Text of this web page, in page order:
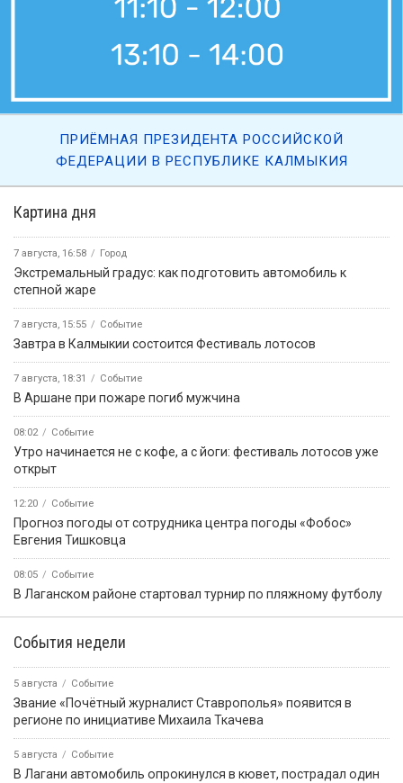
Картина дня
7 августа, 16:58 Город
Экстремальный градус: как подготовить автомобиль к
степной жаре
7 августа, 15:55 Событие
Завтра в Калмыкии состоится Фестиваль лотосов
7 августа, 18:31 Событие
В Аршане при пожаре погиб мужчина
08:02 Событие
Утро начинается не с кофе, а с йоги: фестиваль лотосов уже
открыт
12:20 Событие
Прогноз погоды от сотрудника центра погоды «Фобос»
Евгения Тишковца
08:05 Событие
В Лаганском районе стартовал турнир по пляжному футболу
События недели
5 августа Событие
Звание «Почётный журналист Ставрополья» появится в
регионе по инициативе Михаила Ткачева
5 августа Событие
В Лагани автомобиль опрокинулся в кювет, пострадал один
ПРИЁМНАЯ ПРЕЗИДЕНТА РОССИЙСКОЙ
ФЕДЕРАЦИИ В РЕСПУБЛИКЕ КАЛМЫКИЯ